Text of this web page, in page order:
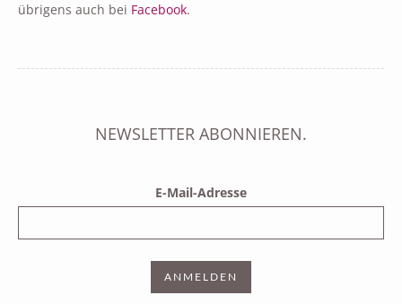
übrigens auch bei Facebook.
NEWSLETTER ABONNIEREN.
E-Mail-Adresse